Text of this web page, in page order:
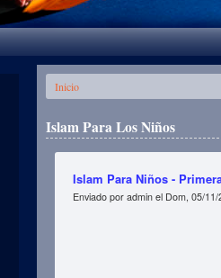
Se encuentra usted aquí
Inicio
Islam Para Los Niños
Islam Para Niños -
Enviado poradmin el Dom, 05/